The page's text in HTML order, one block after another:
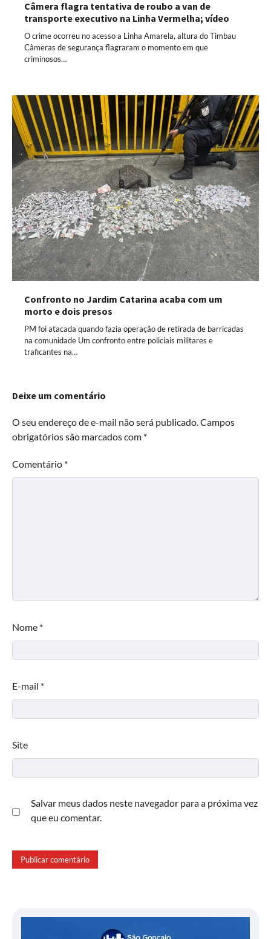
Câmera flagra tentativa de roubo a van de
transporte executivo na Linha Vermelha; vídeo
O crime ocorreu no acesso a Linha Amarela, altura do Timbau
Câmeras de segurança flagraram o momento em que
criminosos…
Confronto no Jardim Catarina acaba com um
morto e dois presos
PM foi atacada quando fazia operação de retirada de barricadas
na comunidade Um confronto entre policiais militares e
traficantes na…
Deixe um comentário
O seu endereço de e-mail não será publicado.Campos
obrigatórios são marcados com *
Comentário *
Nome *
E-mail *
Site
Salvar meus dados neste navegador para a próxima vez
que eu comentar.